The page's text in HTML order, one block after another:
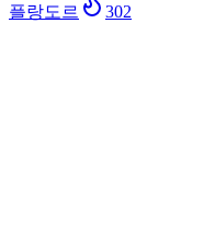
플랑도르 302